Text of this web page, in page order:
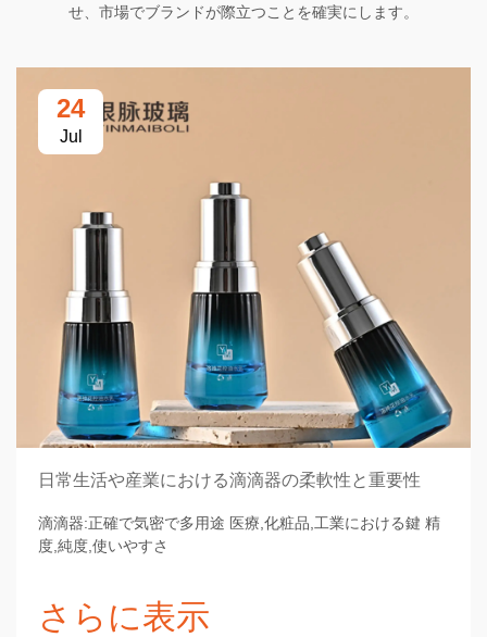
せ、市場でブランドが際立つことを確実にします。
24
Jul
日常生活や産業における滴滴器の柔軟性と重要性
滴滴器:正確で気密で多用途 医療,化粧品,工業における鍵 精
度,純度,使いやすさ
さらに表示